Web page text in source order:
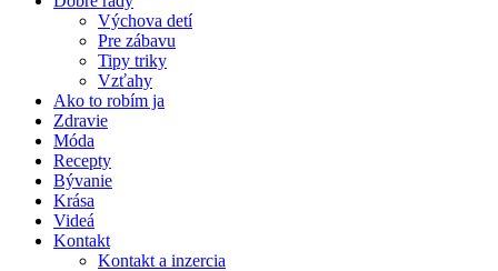
Výchova detí
Pre zábavu
Tipy triky
Vzťahy
Ako to robím ja
Zdravie
Móda
Recepty
Bývanie
Krása
Videá
Kontakt
Kontakt a inzercia